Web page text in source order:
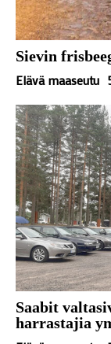
Sievin
Elävä maaseutu
Saabit
harrastajia